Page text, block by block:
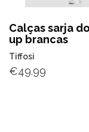
Calças sarja
up brancas
Tiffosi
€49.99